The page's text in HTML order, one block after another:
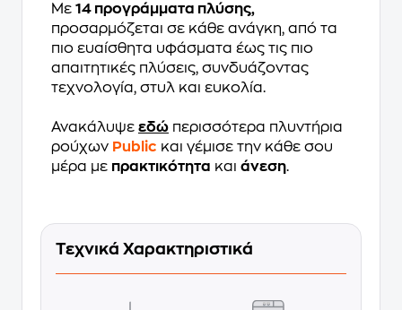
Με 14 προγράμματα πλύσης,
προσαρμόζεται σε κάθε ανάγκη, από τα
πιο ευαίσθητα υφάσματα έως τις πιο
απαιτητικές πλύσεις, συνδυάζοντας
τεχνολογία, στυλ και ευκολία.
Ανακάλυψε εδώ περισσότερα πλυντήρια
ρούχων Public και γέμισε την κάθε σου
μέρα με πρακτικότητα και άνεση.
Τεχνικά Χαρακτηριστικά